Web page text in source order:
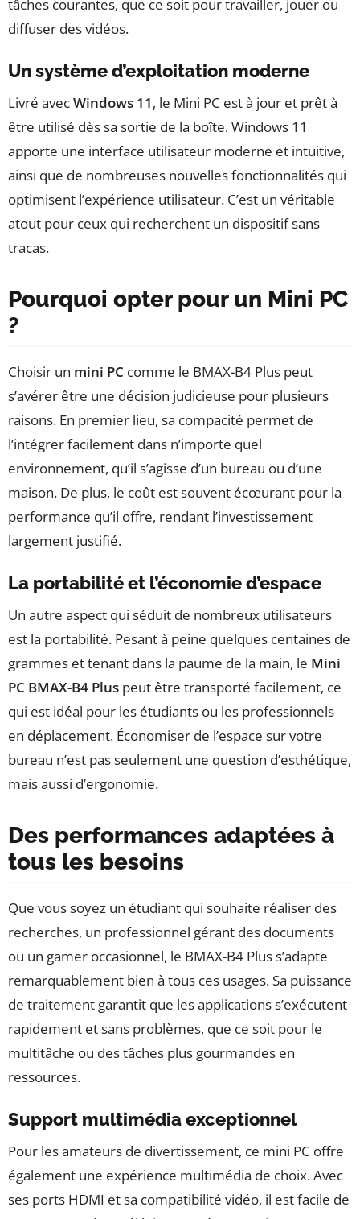
tâches courantes, que ce soit pour travailler, jouer ou
diffuser des vidéos.
Un système d’exploitation moderne
Livré avecWindows 11, le Mini PC est à jour et prêt à
être utilisé dès sa sortie de la boîte. Windows 11
apporte une interface utilisateur moderne et intuitive,
ainsi que de nombreuses nouvelles fonctionnalités qui
optimisent l’expérience utilisateur. C’est un véritable
atout pour ceux qui recherchent un dispositif sans
tracas.
Pourquoi opter pour un Mini PC
?
Choisir un mini PC comme le BMAX-B4 Plus peut
s’avérer être une décision judicieuse pour plusieurs
raisons. En premier lieu, sa compacité permet de
l’intégrer facilement dans n’importe quel
environnement, qu’il s’agisse d’un bureau ou d’une
maison. De plus, le coût est souvent écœurant pour la
performance qu’il offre, rendant l’investissement
largement justifié.
La portabilité et l’économie d’espace
Un autre aspect qui séduit de nombreux utilisateurs
est la portabilité. Pesant à peine quelques centaines de
grammes et tenant dans la paume de la main, le Mini
PC BMAX-B4 Plus peut être transporté facilement, ce
qui est idéal pour les étudiants ou les professionnels
en déplacement. Économiser de l’espace sur votre
bureau n’est pas seulement une question d’esthétique,
mais aussi d’ergonomie.
Des performances adaptées à
tous les besoins
Que vous soyez un étudiant qui souhaite réaliser des
recherches, un professionnel gérant des documents
ou un gamer occasionnel, le BMAX-B4 Plus s’adapte
remarquablement bien à tous ces usages. Sa puissance
de traitement garantit que les applications s’exécutent
rapidement et sans problèmes, que ce soit pour le
multitâche ou des tâches plus gourmandes en
ressources.
Support multimédia exceptionnel
Pour les amateurs de divertissement, ce mini PC offre
également une expérience multimédia de choix. Avec
ses ports HDMI et sa compatibilité vidéo, il est facile de